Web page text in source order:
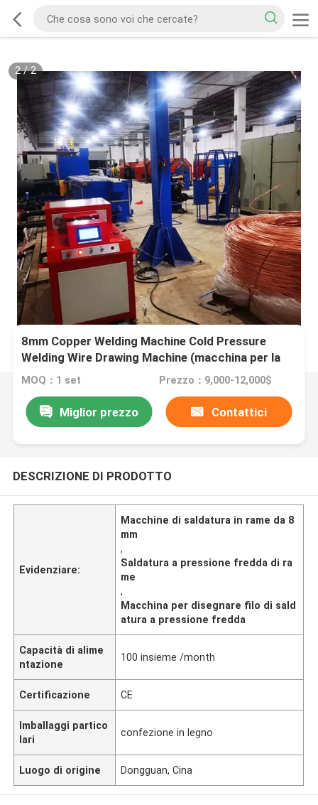
2/2
8mm Copper Welding Machine Cold Pressure
Welding Wire Drawing Machine (macchina per la
saldatura del rame a pressione fredda)
MOQ：1 set Prezzo：9,000-12,000$
Miglior prezzo Contattici
DESCRIZIONE DI PRODOTTO
Evidenziare:
Macchine di saldatura in rame da 8
mm
,
Saldatura a pressione fredda di ra
me
,
Macchina per disegnare filo di sald
atura a pressione fredda
Capacità di alime
ntazione
100 insieme /month
Certificazione CE
Imballaggi partico
lari
confezione in legno
Luogo di origine Dongguan, Cina